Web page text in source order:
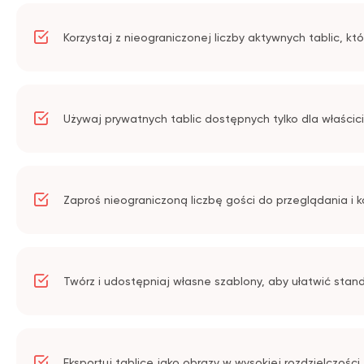
Korzystaj z nieograniczonej liczby aktywnych tablic,
Używaj prywatnych tablic dostępnych tylko dla
Zaproś nieograniczoną liczbę gości do przeglądania i
Twórz i udostępniaj własne szablony, aby ułatwić